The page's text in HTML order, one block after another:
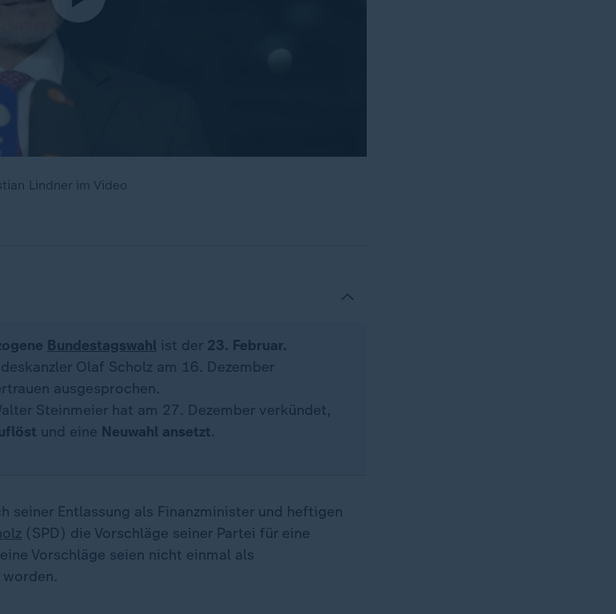
Lindner im Video
Bundestagswahl ist der 23. Februar.
Olaf Scholz am 16. Dezember
ausgesprochen.
Steinmeier hat am 27. Dezember verkündet,
und eine Neuwahl ansetzt.
seiner Entlassung als Finanzminister und heftigen
(SPD) die Vorschläge seiner Partei für eine
Vorschläge seien nicht einmal als